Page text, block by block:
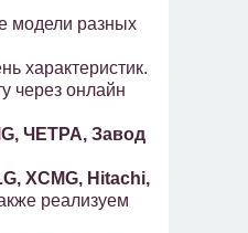
модели разных
характеристик.
через онлайн
ЧЕТРА, Завод
XCMG, Hitachi,
реализуем